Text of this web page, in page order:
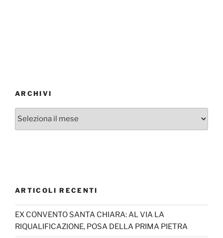
ARCHIVI
Archivi
ARTICOLI RECENTI
EX CONVENTO SANTA CHIARA: AL VIA LA
RIQUALIFICAZIONE, POSA DELLA PRIMA PIETRA